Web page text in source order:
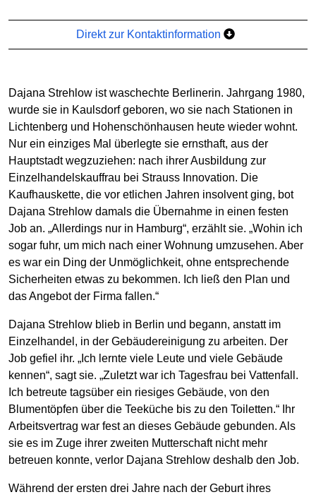
Direkt zur Kontaktinformation
Dajana Strehlow ist waschechte Berlinerin. Jahrgang 1980,
wurde sie in Kaulsdorf geboren, wo sie nach Stationen in
Lichtenberg und Hohenschönhausen heute wieder wohnt.
Nur ein einziges Mal überlegte sie ernsthaft, aus der
Hauptstadt wegzuziehen: nach ihrer Ausbildung zur
Einzelhandelskauffrau bei Strauss Innovation. Die
Kaufhauskette, die vor etlichen Jahren insolvent ging, bot
Dajana Strehlow damals die Übernahme in einen festen
Job an. „Allerdings nur in Hamburg“, erzählt sie. „Wohin ich
sogar fuhr, um mich nach einer Wohnung umzusehen. Aber
es war ein Ding der Unmöglichkeit, ohne entsprechende
Sicherheiten etwas zu bekommen. Ich ließ den Plan und
das Angebot der Firma fallen.“
Dajana Strehlow blieb in Berlin und begann, anstatt im
Einzelhandel, in der Gebäudereinigung zu arbeiten. Der
Job gefiel ihr. „Ich lernte viele Leute und viele Gebäude
kennen“, sagt sie. „Zuletzt war ich Tagesfrau bei Vattenfall.
Ich betreute tagsüber ein riesiges Gebäude, von den
Blumentöpfen über die Teeküche bis zu den Toiletten.“ Ihr
Arbeitsvertrag war fest an dieses Gebäude gebunden. Als
sie es im Zuge ihrer zweiten Mutterschaft nicht mehr
betreuen konnte, verlor Dajana Strehlow deshalb den Job.
Während der ersten drei Jahre nach der Geburt ihres